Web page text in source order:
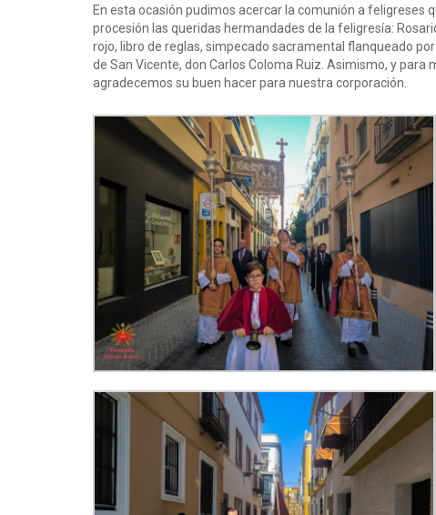
En esta ocasión pudimos acercar la comunión a feligreses
procesión las queridas hermandades de la feligresía:
rojo, libro de reglas, simpecado sacramental flanqueado
de San Vicente, don Carlos Coloma Ruiz. Asimismo, y
agradecemos su buen hacer para nuestra corporación.